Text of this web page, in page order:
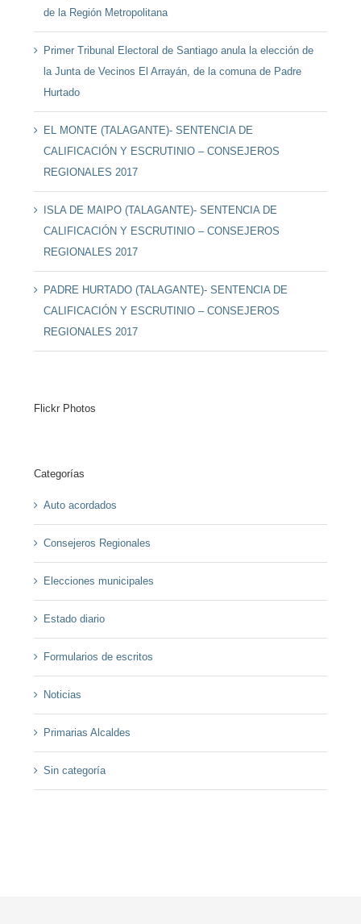
de la Región Metropolitana
Primer Tribunal Electoral de Santiago anula la elección de
la Junta de Vecinos El Arrayán, de la comuna de Padre
Hurtado
EL MONTE (TALAGANTE)- SENTENCIA DE
CALIFICACIÓN Y ESCRUTINIO – CONSEJEROS
REGIONALES 2017
ISLA DE MAIPO (TALAGANTE)- SENTENCIA DE
CALIFICACIÓN Y ESCRUTINIO – CONSEJEROS
REGIONALES 2017
PADRE HURTADO (TALAGANTE)- SENTENCIA DE
CALIFICACIÓN Y ESCRUTINIO – CONSEJEROS
REGIONALES 2017
Flickr Photos
Categorías
Auto acordados
Consejeros Regionales
Elecciones municipales
Estado diario
Formularios de escritos
Noticias
Primarias Alcaldes
Sin categoría